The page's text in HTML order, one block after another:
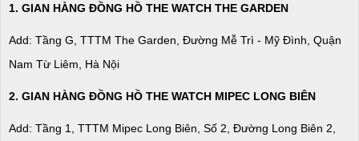
1. GIAN HÀNG ĐỒNG HỒ THE WATCH THE GARDEN
Add: Tầng G, TTTM The Garden, Đường Mễ Trì - Mỹ Đình, Quận
Nam Từ Liêm, Hà Nội
2. GIAN HÀNG ĐỒNG HỒ THE WATCH MIPEC LONG BIÊN
Add: Tầng 1, TTTM Mipec Long Biên, Số 2, Đường Long Biên 2,